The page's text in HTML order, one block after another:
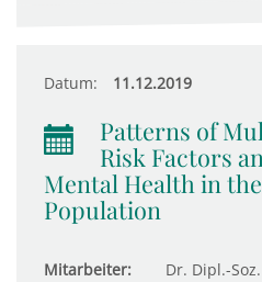
Datum: 11.12.2019
Patterns of
Risk Factors
Mental Health in
Population
Mitarbeiter:
Dr. Dipl.-